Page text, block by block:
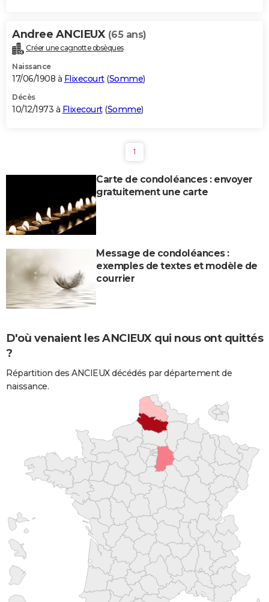
Andree ANCIEUX (65 ans)
Créer une cagnotte obsèques
Naissance
17/06/1908 à Flixecourt(Somme)
Décès
10/12/1973 à Flixecourt(Somme)
1
Carte de condoléances : envoyer
gratuitement une carte
Message de condoléances :
exemples de textes et modèle de
courrier
D'où venaient les ANCIEUX qui nous ont quittés
?
Répartition des ANCIEUX décédés par département de
naissance.